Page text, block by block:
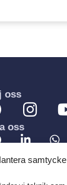
samtycke
oss
oss